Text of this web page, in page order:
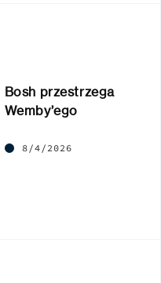
Bosh przestrzega
Wemby’ego
8/4/2026